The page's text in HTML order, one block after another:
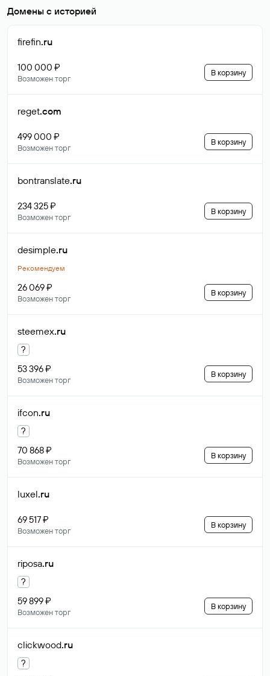
Домены с историей
firefin.ru
100 000 ₽
Возможен торг
В корзину
reget.com
499 000 ₽
Возможен торг
В корзину
bontranslate.ru
234 325 ₽
Возможен торг
В корзину
desimple.ru
Рекомендуем
26 069 ₽
Возможен торг
В корзину
steemex.ru
?
53 396 ₽
Возможен торг
В корзину
ifcon.ru
?
70 868 ₽
Возможен торг
В корзину
luxel.ru
69 517 ₽
Возможен торг
В корзину
riposa.ru
?
59 899 ₽
Возможен торг
В корзину
clickwood.ru
?